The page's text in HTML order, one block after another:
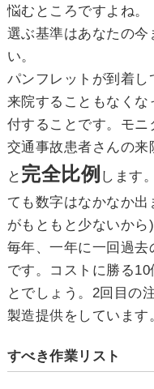
悩むところですよね。
選ぶ基準はあなたの今
い。
パンフレットが到着し
来院することもなく
付することです。モニ
交通事故患者さんの
と 完全比例 します
ても数字はなかなか出
がもともと少ないから)
毎年、一年に一回過
です。コストに勝る
とでしょう。2回目の
製造提供をしています
すべき作業リスト